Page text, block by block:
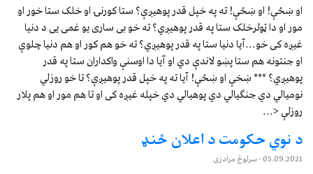
او ښځې! او ښځې! ته په خپل قدر پوهیږې؟ ستا کورنۍ او خلک ستا خور او
مور او دا ټولرخلک ستا په قدر پوهیږي؟ ته خو بی ساری یو غمی یی د دنیا
غیږه کی خو...آیا دنیا ستا په قدر پوهیږي؟ ته خو هم کور او هم دنیا چلوې
او جنتونه هم ستا پښو لاندې دي او آیا دا اوسنې واکداران ستا په قدر
پوهیږي؟ *** ښخې او ښځې! آیا ته په خپل قدر پوهیږې؟ تا خو روزلي
نومیالي دي جنګیالي دي پوهیالي دي خپله غیږه کی او تا هم مور او هم پلار
روزلې <...
د نوي حکومت د اعلان ځنډ
05.09.2021- سرلوڅ مرادزی